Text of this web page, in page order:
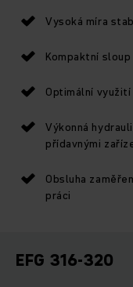
Vysoká míra
Kompaktní
Optimální
Výkonná
přídavnými
Obsluha
práci
EFG 316-320